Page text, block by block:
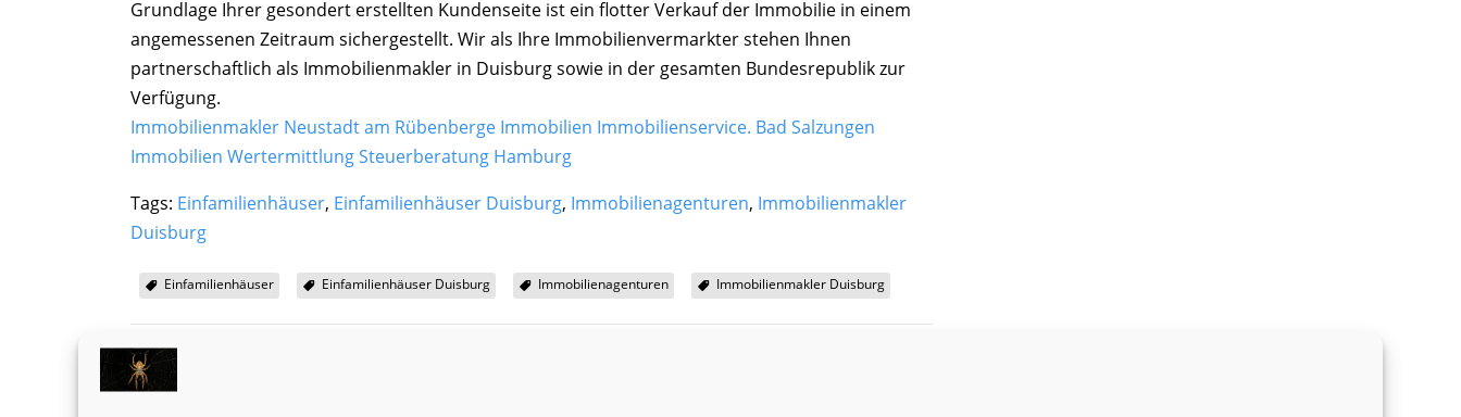
Grundlage Ihrer gesondert erstellten Kundenseite ist ein flotter Verkauf der Immobilie in einem
angemessenen Zeitraum sichergestellt. Wir als Ihre Immobilienvermarkter stehen Ihnen
partnerschaftlich als Immobilienmakler in Duisburg sowie in der gesamten Bundesrepublik zur
Verfügung.
Immobilienmakler Neustadt am Rübenberge Immobilien Immobilienservice. Bad Salzungen
Immobilien WertermittlungSteuerberatung Hamburg
Tags: Einfamilienhäuser, Einfamilienhäuser Duisburg, Immobilienagenturen, Immobilienmakler
Duisburg
Einfamilienhäuser Einfamilienhäuser Duisburg Immobilienagenturen Immobilienmakler Duisburg
SHARE THIS